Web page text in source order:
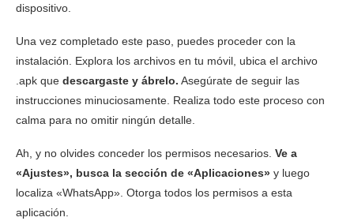
dispositivo.
Una vez completado este paso, puedes proceder con la
instalación. Explora los archivos en tu móvil, ubica el archivo
.apk que descargaste y ábrelo. Asegúrate de seguir las
instrucciones minuciosamente. Realiza todo este proceso con
calma para no omitir ningún detalle.
Ah, y no olvides conceder los permisos necesarios. Ve a
«Ajustes», busca la sección de «Aplicaciones» y luego
localiza «WhatsApp». Otorga todos los permisos a esta
aplicación.